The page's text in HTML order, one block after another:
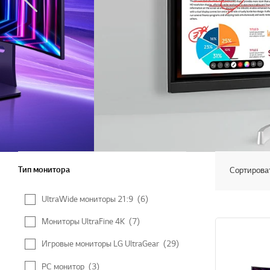
Тип монитора
Тип монитора
UltraWide мониторы 21:9 (6)
Мониторы UltraFine 4K (7)
Игровые мониторы LG UltraGear (29)
PC монитор (3)